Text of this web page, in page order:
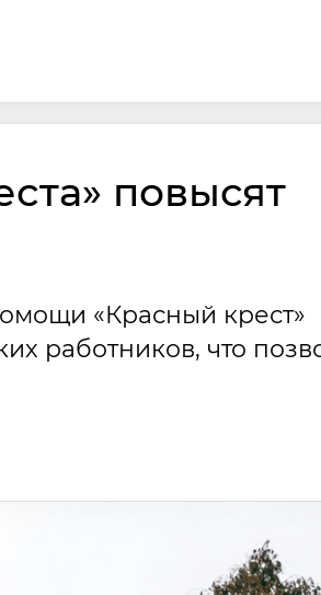
повысят
«Красный крест»
работников, что